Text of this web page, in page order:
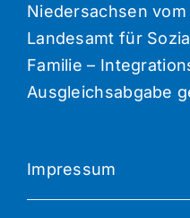
Niedersachsen
Landesamt für
Familie –
Ausgleichsabgabe
Impressum